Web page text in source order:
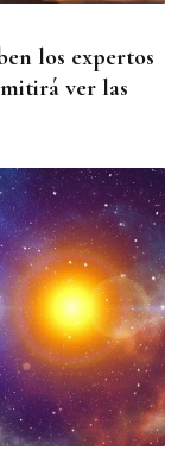
los expertos
ver las